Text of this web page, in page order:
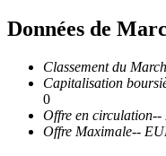
Produits dérivés sur
premières
Données de
Classement du
Capitalisation
0
Offre en circulation--
Offre Maximale--